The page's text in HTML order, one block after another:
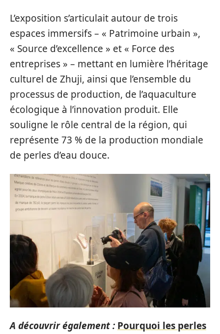
L’exposition s’articulait autour de trois
espaces immersifs – « Patrimoine urbain »,
« Source d’excellence » et « Force des
entreprises » – mettant en lumière l’héritage
culturel de Zhuji, ainsi que l’ensemble du
processus de production, de l’aquaculture
écologique à l’innovation produit. Elle
souligne le rôle central de la région, qui
représente 73 % de la production mondiale
de perles d’eau douce.
A découvrir également : Pourquoi les perles